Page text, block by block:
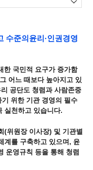
수준의 윤리·인권경영
한 국민적 요구가 증가함
어느 때보다 높아지고 있
공단도 청렴과 사람존중
위한 기관 경영의 필수
실천하고 있습니다.
(위원장 이사장) 및 기관별
계를 구축하고 있으며, 윤
운영규칙 등을 통해 청렴